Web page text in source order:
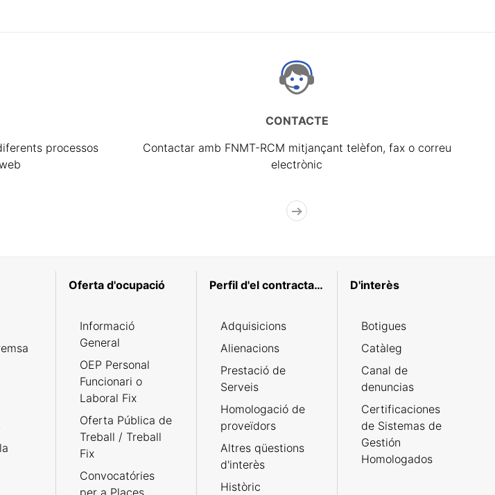
processos
CONTACTE
Contactar amb FNMT-RCM mitjançant telèfon, fax o correu
electrònic
Oferta d'ocupació
Informació
General
OEP Personal
Funcionari o
Laboral Fix
Oferta Pública de
Treball / Treball
Fix
Convocatóries
Perfil d'el contractant
Adquisicions
Alienacions
Prestació de
Serveis
Homologació de
proveïdors
Altres qüestions
d'interès
Històric
D'interès
Botigues
Catàleg
Canal de
denuncias
Certificaciones
de Sistemas de
Gestión
Homologados